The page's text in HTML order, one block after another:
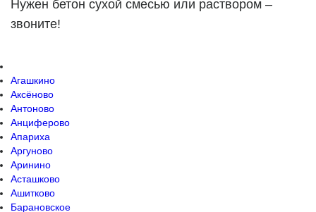
Нужен бетон сухой смесью или раствором –
звоните!
Агашкино
Аксёново
Антоново
Анциферово
Апариха
Аргуново
Аринино
Асташково
Ашитково
Барановское